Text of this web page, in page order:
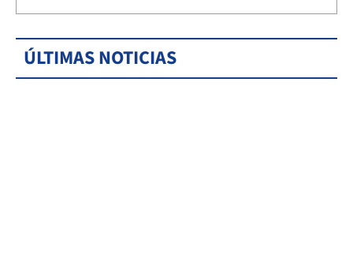
ÚLTIMAS NOTICIAS